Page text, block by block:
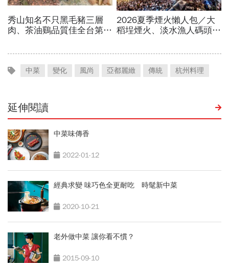
中菜 變化 風尚 亞都麗緻 傳統 杭州料理
延伸閱讀
中菜味傳香
2022-01-12
經典求變 味巧色全更耐吃 時髦新中菜
2020-10-21
老外做中菜 讓你看不慣？
2015-09-10